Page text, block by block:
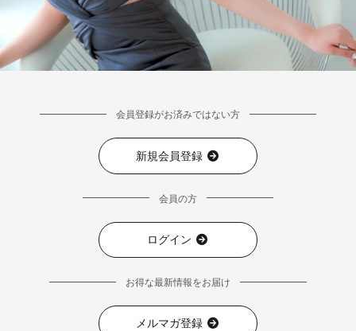
会員登録がお済みではない方
新規会員登録
会員の方
ログイン
お得な最新情報をお届け
メルマガ登録